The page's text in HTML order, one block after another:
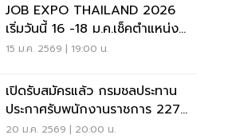
JOB EXPO THAILAND 2026
เริ่มวันนี้ 16 -18 ม.ค.เช็คตำแหน่ง
งาน 5 แสนอัตราที่นี่
15 ม.ค. 2569 | 19:00 น.
เปิดรับสมัครแล้ว กรมชลประทาน
ประกาศรับพนักงานราชการ 227
อัตรา
20 ม.ค. 2569 | 20:00 น.